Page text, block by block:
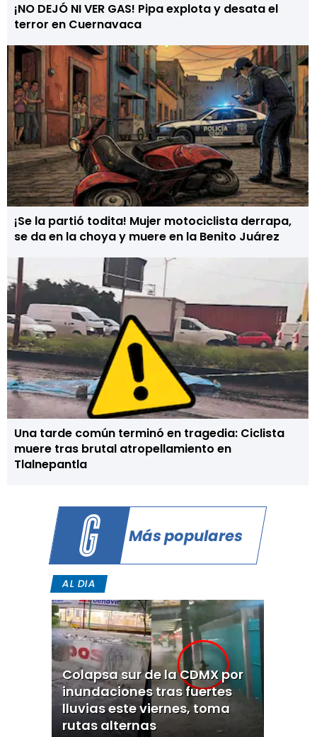
¡NO DEJÓ NI VER GAS! Pipa explota y desata el
terror en Cuernavaca
¡Se la partió todita! Mujer motociclista derrapa,
se da en la choya y muere en la Benito Juárez
Una tarde común terminó en tragedia: Ciclista
muere tras brutal atropellamiento en
Tlalnepantla
Más populares
AL DIA
Colapsa sur de la CDMX por
inundaciones tras fuertes
lluvias este viernes, toma
rutas alternas